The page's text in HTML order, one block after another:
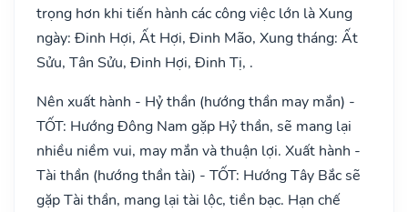
trọng hơn khi tiến hành các công việc lớn là Xung
ngày: Đinh Hợi, Ất Hợi, Đinh Mão, Xung tháng: Ất
Sửu, Tân Sửu, Đinh Hợi, Đinh Tị, .
Nên xuất hành - Hỷ thần (hướng thần may mắn) -
TỐT: Hướng Đông Nam gặp Hỷ thần, sẽ mang lại
nhiều niềm vui, may mắn và thuận lợi. Xuất hành -
Tài thần (hướng thần tài) - TỐT: Hướng Tây Bắc sẽ
gặp Tài thần, mang lại tài lộc, tiền bạc. Hạn chế